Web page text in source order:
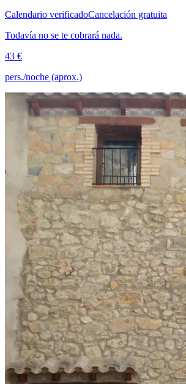
Calendario verificadoCancelación gratuita
Todavía no se te cobrará nada.
43 €
pers./noche (aprox.)